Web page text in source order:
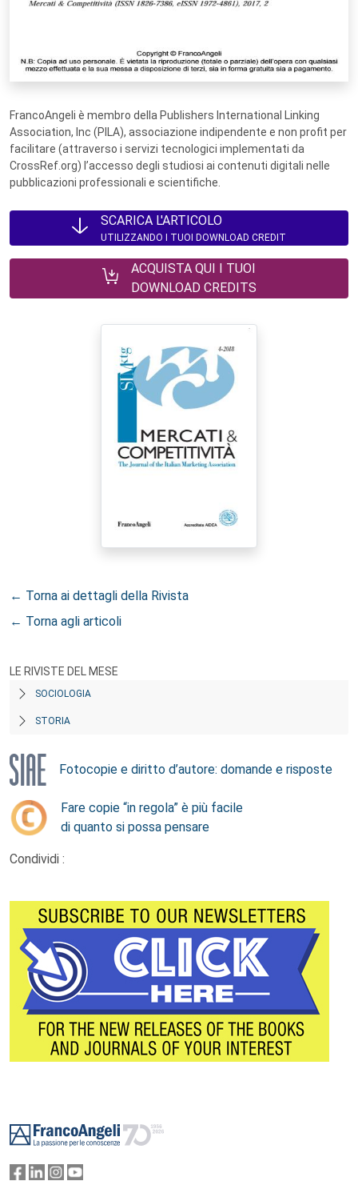
FrancoAngeli è membro della Publishers International Linking
Association, Inc (PILA), associazione indipendente e non profit per
facilitare (attraverso i servizi tecnologici implementati da
CrossRef.org) l’accesso degli studiosi ai contenuti digitali nelle
pubblicazioni professionali e scientifiche.
SCARICA L'ARTICOLO
UTILIZZANDO I TUOI DOWNLOAD CREDIT
ACQUISTA QUI I TUOI
DOWNLOAD CREDITS
← Torna ai dettagli della Rivista
← Torna agli articoli
LE RIVISTE DEL MESE
SOCIOLOGIA
STORIA
Fotocopie e diritto d’autore: domande e risposte
Fare copie “in regola” è più facile
di quanto si possa pensare
Condividi :